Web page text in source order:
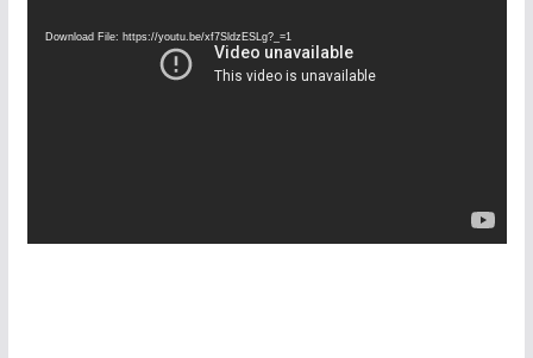
Download File: https://youtu.be/xf7SldzESLg?_=1